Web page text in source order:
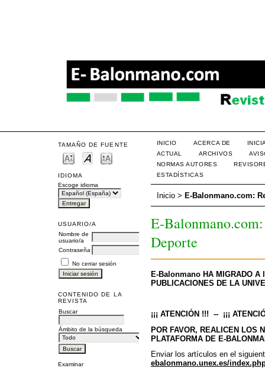
TAMAÑO DE FUENTE
IDIOMA
Escoge idioma
USUARIO/A
Nombre de
usuario/a
Contraseña
No cerrar sesión
CONTENIDO DE LA
REVISTA
Buscar
Ámbito de la búsqueda
Examinar
INICIO ACERCA DE
ACTUAL
ARCHIVOS
NORMAS AUTORES
ESTADÍSTICAS
Inicio> E-Balonmano.com:
E-
Deporte
E-Balonmano HA MIGRADO
PUBLICACIONES DE LA
¡¡¡ ATENCIÓN !!! -- ¡¡¡
POR FAVOR, REALICEN LOS
PLATAFORMA DE E-
Enviar los artículos en el
ebalonmano.unex.es/